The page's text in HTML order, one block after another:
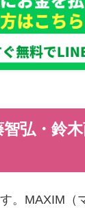
弘・鈴
。MAXIM（